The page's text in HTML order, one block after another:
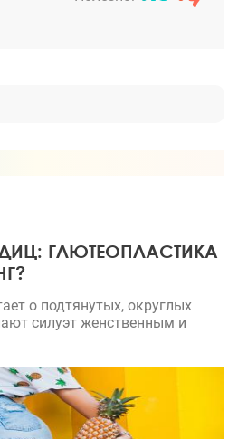
ГЛЮТЕОПЛАСТИКА
о подтянутых, округлых
силуэт женственным и